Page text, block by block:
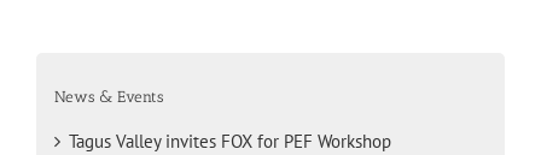
News & Events
Tagus Valley invites FOX for PEF Workshop